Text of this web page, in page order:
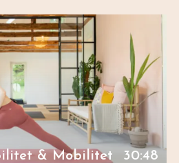
& Mobilitet 30:48